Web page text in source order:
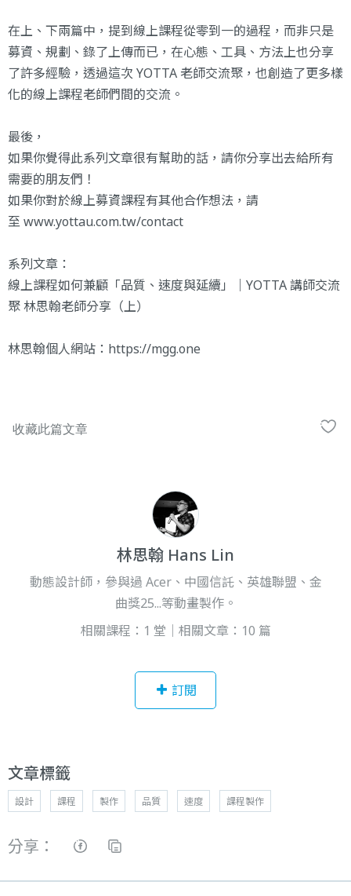
在上、下兩篇中，提到線上課程從零到一的過程，而非只是
募資、規劃、錄了上傳而已，在心態、工具、方法上也分享
了許多經驗，透過這次 YOTTA 老師交流聚，也創造了更多樣
化的線上課程老師們間的交流。
最後，
如果你覺得此系列文章很有幫助的話，請你分享出去給所有
需要的朋友們！
如果你對於線上募資課程有其他合作想法，請
至www.yottau.com.tw/contact
系列文章：
線上課程如何兼顧「品質、速度與延續」｜YOTTA 講師交流
聚 林思翰老師分享（上）
林思翰個人網站： https://mgg.one
林思翰 Hans Lin
動態設計師，參與過 Acer、中國信託、英雄聯盟、金
曲獎25...等動畫製作。
相關課程：1 堂｜相關文章：10 篇
訂閱
文章標籤
設計 課程 製作 品質 速度 課程製作
分享：